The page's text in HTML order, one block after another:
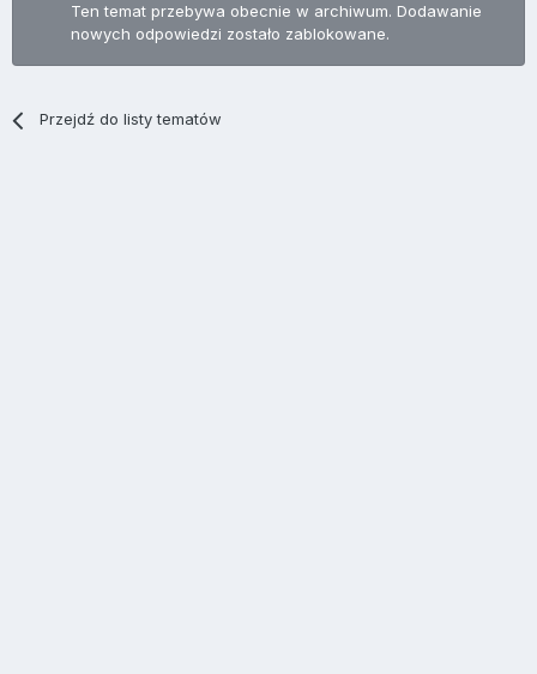
Ten temat przebywa obecnie w archiwum. Dodawanie
nowych odpowiedzi zostało zablokowane.
Przejdź do listy tematów